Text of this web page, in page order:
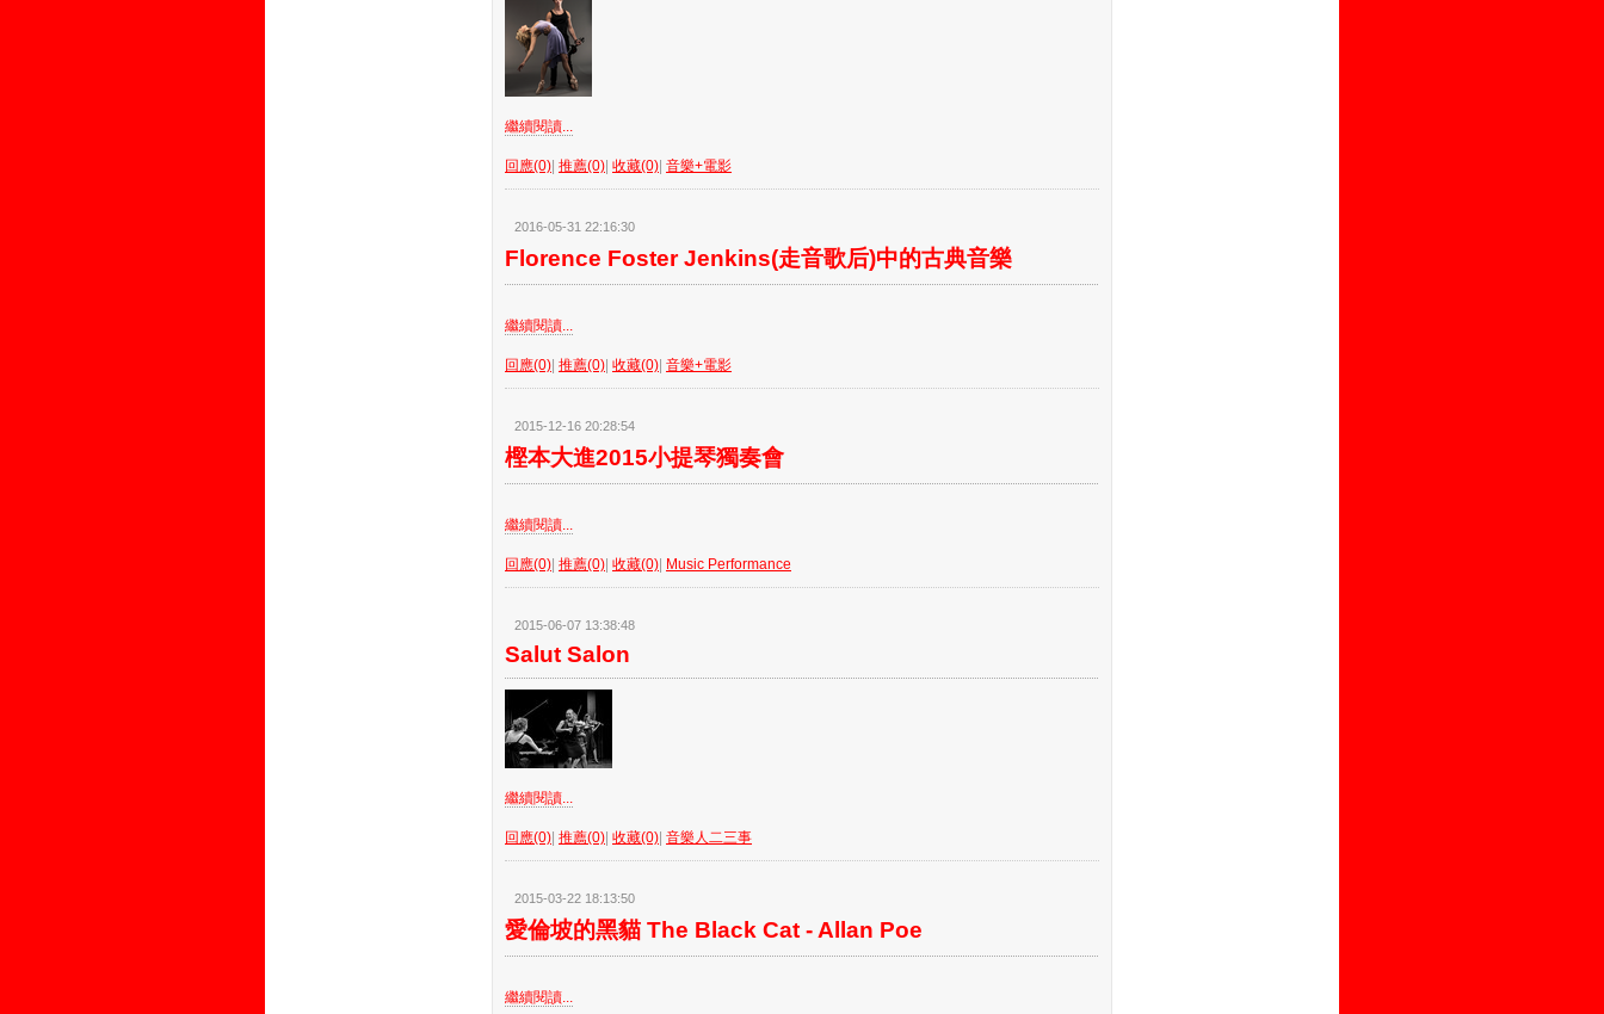
繼續閱讀...
回應(0) 推薦(0) 收藏(0) 音樂+電影
2016-05-31 22:16:30
Florence Foster Jenkins(走音歌后)中的古典音樂
繼續閱讀...
回應(0) 推薦(0) 收藏(0) 音樂+電影
2015-12-16 20:28:54
樫本大進2015小提琴獨奏會
繼續閱讀...
回應(0) 推薦(0) 收藏(0) Music Performance
2015-06-07 13:38:48
Salut Salon
繼續閱讀...
回應(0) 推薦(0) 收藏(0) 音樂人二三事
2015-03-22 18:13:50
愛倫坡的黑貓 The Black Cat - Allan Poe
繼續閱讀...